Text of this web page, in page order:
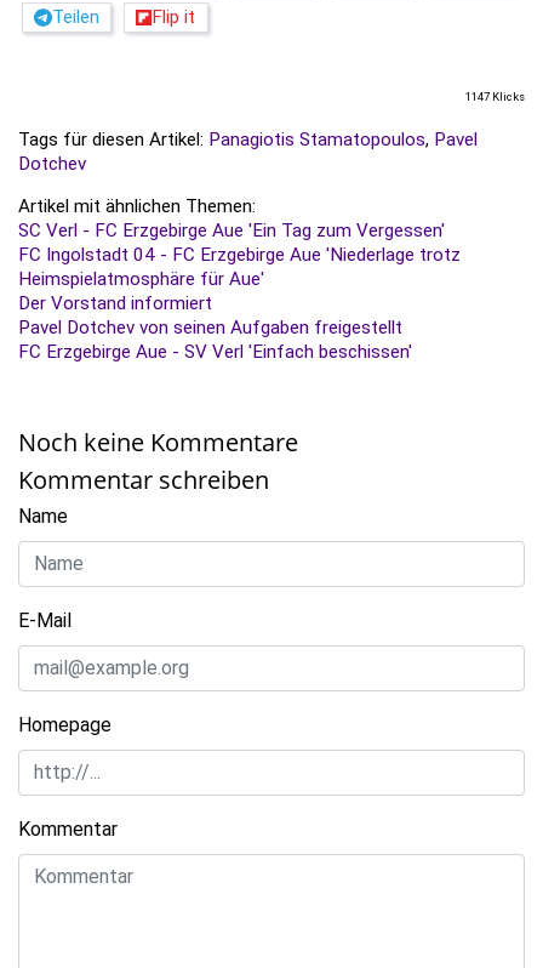
Teilen
Flip it
1147 Klicks
Tags für diesen Artikel: Panagiotis Stamatopoulos, Pavel
Dotchev
Artikel mit ähnlichen Themen:
SC Verl - FC Erzgebirge Aue 'Ein Tag zum Vergessen'
FC Ingolstadt 04 - FC Erzgebirge Aue 'Niederlage trotz
Heimspielatmosphäre für Aue'
Der Vorstand informiert
Pavel Dotchev von seinen Aufgaben freigestellt
FC Erzgebirge Aue - SV Verl 'Einfach beschissen'
Noch keine Kommentare
Kommentar schreiben
Name
E-Mail
Homepage
Kommentar